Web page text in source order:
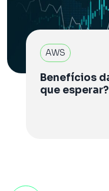
AWS
Benefícios
que esperar?